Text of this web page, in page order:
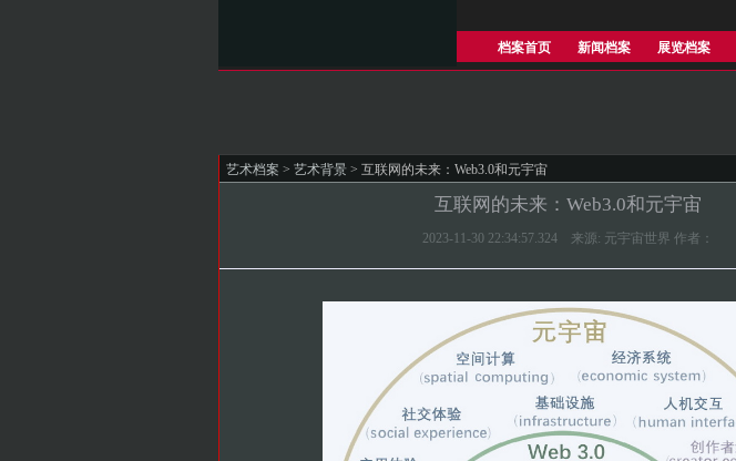
档案首页 新闻档案 展览档案
艺术档案 > 艺术背景 > 互联网的未来：Web3.0和元宇宙
互联网的未来：Web3.0和元宇宙
2023-11-30 22:34:57.324 来源: 元宇宙世界 作者：